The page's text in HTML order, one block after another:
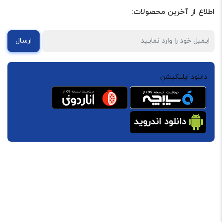
در صورت عدم تأیید خرابی، باتری بدون تعویض به مشتری
? هزینه‌های ارسال و بازگشت:
کلیه هزینه‌های ارسال باتری به فروشگاه و بازگشت آن به
مشتری، چه در صورت تأیید گارانتی و چه در صورت عدم تأیید،
بر عهده مشتری می‌باشد. فروشگاه مایفون در قبال هزینه‌های
حمل‌ونقل مسئولیتی ندارد.
⏱️ زمان بررسی و پاسخ:
بررسی باتری‌های ارسال‌شده بین 2 تا 5 روز کاری زمان می‌برد.
اطلاع از آخرین محصولات:
ارسال
دانلود اپلیکیشن